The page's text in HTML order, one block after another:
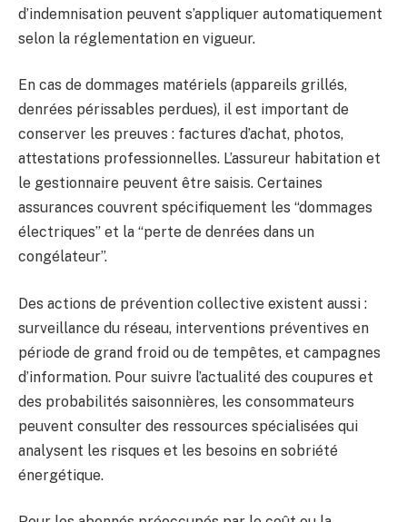
d’indemnisation peuvent s’appliquer automatiquement
selon la réglementation en vigueur.
En cas de dommages matériels (appareils grillés,
denrées périssables perdues), il est important de
conserver les preuves : factures d’achat, photos,
attestations professionnelles. L’assureur habitation et
le gestionnaire peuvent être saisis. Certaines
assurances couvrent spécifiquement les “dommages
électriques” et la “perte de denrées dans un
congélateur”.
Des actions de prévention collective existent aussi :
surveillance du réseau, interventions préventives en
période de grand froid ou de tempêtes, et campagnes
d’information. Pour suivre l’actualité des coupures et
des probabilités saisonnières, les consommateurs
peuvent consulter des ressources spécialisées qui
analysent les risques et les besoins en sobriété
énergétique.